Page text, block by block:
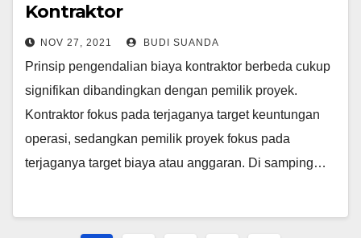
Kontraktor
NOV 27, 2021 BUDI SUANDA
Prinsip pengendalian biaya kontraktor berbeda cukup
signifikan dibandingkan dengan pemilik proyek.
Kontraktor fokus pada terjaganya target keuntungan
operasi, sedangkan pemilik proyek fokus pada
terjaganya target biaya atau anggaran. Di samping…